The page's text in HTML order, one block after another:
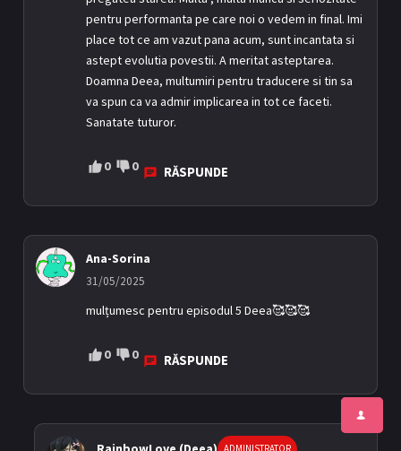
pentru performanta pe care noi o vedem in final. Imi
place tot ce am vazut pana acum, sunt incantata si
astept evolutia povestii. A meritat asteptarea.
Doamna Deea, multumiri pentru traducere si tin sa
va spun ca va admir implicarea in tot ce faceti.
Sanatate tuturor.
0 0 RĂSPUNDE
Ana-Sorina
31/05/2025
mulțumesc pentru episodul 5 Deea🥰🥰🥰
0 0 RĂSPUNDE